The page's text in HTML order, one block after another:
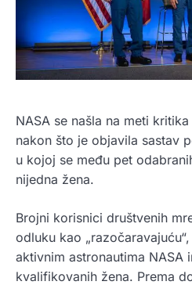
NASA se našla na meti
nakon što je objavila sastav
u kojoj se među pet
nijedna žena.
Brojni korisnici društvenih
odluku kao
aktivnim astronautima NASA
kvalifikovanih žena. Prema